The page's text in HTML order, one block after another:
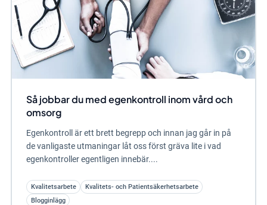
Så jobbar du med egenkontroll inom vård och
omsorg
Egenkontroll är ett brett begrepp och innan jag går in på
de vanligaste utmaningar låt oss först gräva lite i vad
egenkontroller egentligen innebär....
Kvalitetsarbete
Kvalitets- och Patientsäkerhetsarbete
Blogginlägg